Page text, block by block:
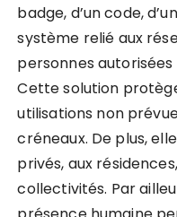
badge, d’un code,
système relié aux
personnes
Cette solution
utilisations non
créneaux. De plus,
privés, aux
collectivités. Par